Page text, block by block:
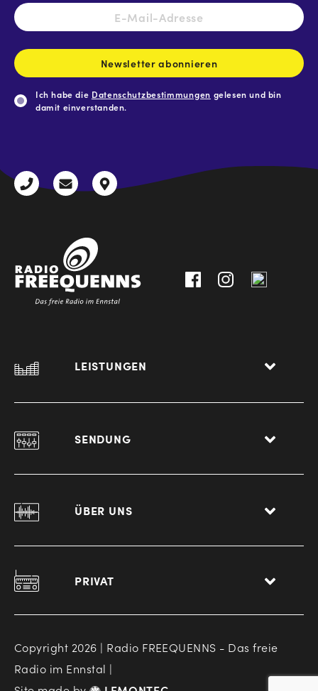
E-
Mail-
Newsletter abonnieren
Ich habe die Datenschutzbestimmungen gelesen und bin
damit einverstanden.
+43
radio@freequenns.at
Kulturhausstraße
LEISTUNGEN
SENDUNG
ÜBER UNS
PRIVAT
Copyright 2026 | Radio FREEQUENNS - Das freie
Radio im Ennstal |